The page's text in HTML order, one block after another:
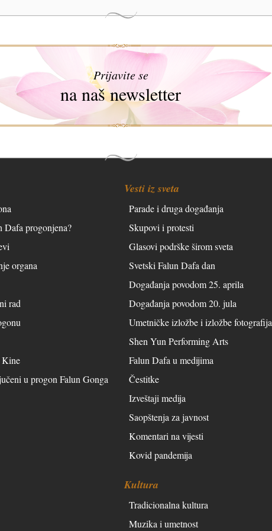
Prijavite se
na naš newsletter
Dafa progonjena?
organa
rad
Kine
u progon Falun Gonga
Vesti iz sveta
Parade i druga događanja
Skupovi i protesti
Glasovi podrške širom sveta
Svetski Falun Dafa dan
Događanja povodom 25. aprila
Događanja povodom 20. jula
Umetničke izložbe i izložbe fotografija
Shen Yun Performing Arts
Falun Dafa u medijima
Čestitke
Izveštaji medija
Saopštenja za javnost
Komentari na vijesti
Kovid pandemija
Kultura
Tradicionalna kultura
Muzika i umetnost